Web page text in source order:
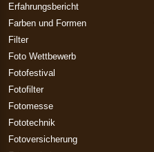
Erfahrungsbericht
Farben und Formen
Filter
Foto Wettbewerb
Fotofestival
Fotofilter
Fotomesse
Fototechnik
Fotoversicherung